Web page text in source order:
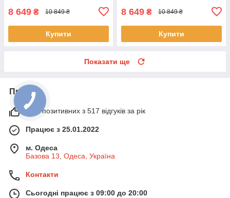
8 649 ₴ 10 849 ₴
Купити
8 649 ₴ 10 849 ₴
Купити
Показати ще
Про нас
99% позитивних з 517 відгуків за рік
Працює з 25.01.2022
м. Одеса
Базова 13, Одеса, Україна
Контакти
Сьогодні працює з 09:00 до 20:00